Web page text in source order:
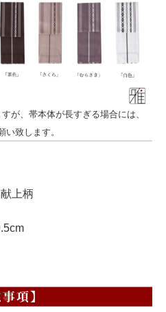
が、帯本体が長すぎる場合には、
致します。
上柄